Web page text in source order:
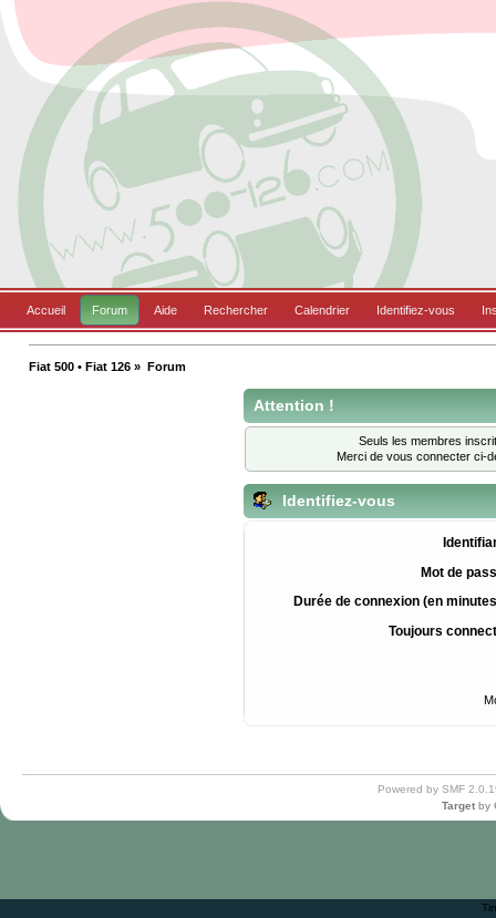
Accueil Forum Aide Rechercher Calendrier Identifiez-vous
Fiat 500 • Fiat 126 » Forum
Attention !
Seuls les membres
Merci de vous connecter ci-
Identifiez-vous
Mot de
Durée de connexion (en
Toujours
Powered by SMF
Target by